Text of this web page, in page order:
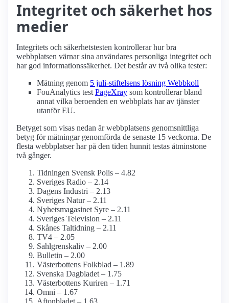
Integritet och säkerhet hos
medier
Integritets och säkerhetstesten kontrollerar hur bra
webbplatsen värnar sina användares personliga integritet och
har god informationssäkerhet. Det består av två olika tester:
Mätning genom 5 juli-stiftelsens lösning Webbkoll
FouAnalytics test PageXray som kontrollerar bland
annat vilka beroenden en webbplats har av tjänster
utanför EU.
Betyget som visas nedan är webbplatsens genomsnittliga
betyg för mätningar genomförda de senaste 15 veckorna. De
flesta webbplatser har på den tiden hunnit testas åtminstone
två gånger.
Tidningen Svensk Polis – 4.82
Sveriges Radio – 2.14
Dagens Industri – 2.13
Sveriges Natur – 2.11
Nyhetsmagasinet Syre – 2.11
Sveriges Television – 2.11
Skånes Taltidning – 2.11
TV4 – 2.05
Sahlgrenskaliv – 2.00
Bulletin – 2.00
Västerbottens Folkblad – 1.89
Svenska Dagbladet – 1.75
Västerbottens Kuriren – 1.71
Omni – 1.67
Aftonbladet – 1.63